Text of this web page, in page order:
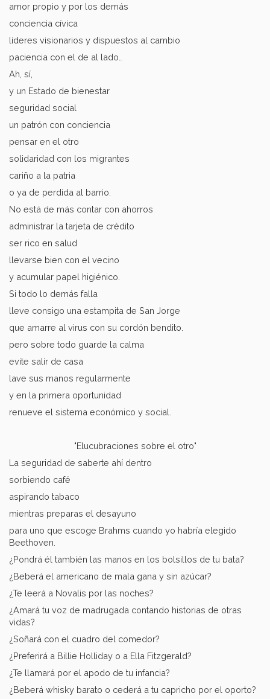
amor propio y por los demás
conciencia cívica
líderes visionarios y dispuestos al cambio
paciencia con el de al lado…
Ah, sí,
y un Estado de bienestar
seguridad social
un patrón con conciencia
pensar en el otro
solidaridad con los migrantes
cariño a la patria
o ya de perdida al barrio.
No está de más contar con ahorros
administrar la tarjeta de crédito
ser rico en salud
llevarse bien con el vecino
y acumular papel higiénico.
Si todo lo demás falla
lleve consigo una estampita de San Jorge
que amarre al virus con su cordón bendito.
pero sobre todo guarde la calma
evite salir de casa
lave sus manos regularmente
y en la primera oportunidad
renueve el sistema económico y social.
"Elucubraciones sobre el otro"
La seguridad de saberte ahí dentro
sorbiendo café
aspirando tabaco
mientras preparas el desayuno
para uno que escoge Brahms cuando yo habría elegido
Beethoven.
¿Pondrá él también las manos en los bolsillos de tu bata?
¿Beberá el americano de mala gana y sin azúcar?
¿Te leerá a Novalis por las noches?
¿Amará tu voz de madrugada contando historias de otras
vidas?
¿Soñará con el cuadro del comedor?
¿Preferirá a Billie Holliday o a Ella Fitzgerald?
¿Te llamará por el apodo de tu infancia?
¿Beberá whisky barato o cederá a tu capricho por el oporto?